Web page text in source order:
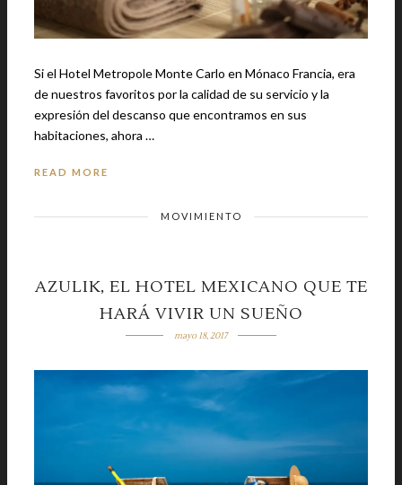
Si el Hotel Metropole Monte Carlo en Mónaco Francia, era
de nuestros favoritos por la calidad de su servicio y la
expresión del descanso que encontramos en sus
habitaciones, ahora …
READ MORE
MOVIMIENTO
AZULIK, EL HOTEL MEXICANO QUE TE
HARÁ VIVIR UN SUEÑO
mayo 18, 2017